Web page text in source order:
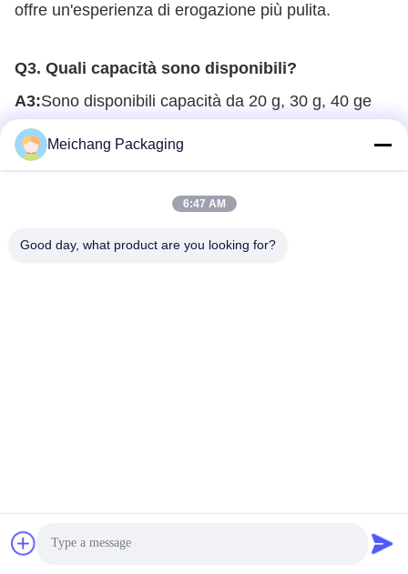
offre un'esperienza di erogazione più pulita.
Q3. Quali capacità sono disponibili?
A3:Sono disponibili capacità da 20 g, 30 g, 40 ge
50 g per diversi posizionamenti del prodotto.
Q4. Posso personalizzare il logo del mio
SÌ. Supportiamo la stampa del logo, la
Q6. Questo packaging è adatto ai marchi
Meichang Packaging
6:47 AM
Good day, what product are you looking for?